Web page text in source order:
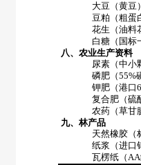
大豆（黄豆）
豆粕（粗蛋
花生（油料
白糖（国标
八、农业生产资料
尿素（中小
磷肥（55%
钾肥（港口
复合肥（硫
农药（草甘
九、林产品
天然橡胶（
纸浆（进口
瓦楞纸（AA